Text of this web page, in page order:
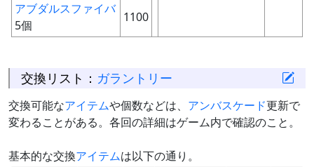
アブダルスファイバ
5個
1100
交換リスト： ガラントリー
交換可能なアイテムや個数などは、 アンバスケード更新で
変わることがある。各回の詳細はゲーム内で確認のこと。
基本的な交換アイテムは以下の通り。